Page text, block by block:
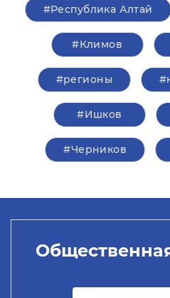
#Республика Алтай
#Климов
#регионы
#Ишков
#Черников